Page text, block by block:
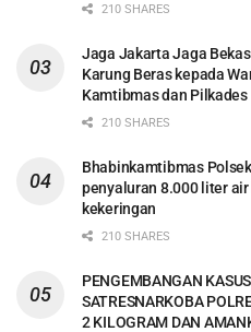
210 SHARES
Jaga Jakarta Jaga
Karung Beras kepada
Kamtibmas dan Pilkades
210 SHARES
Bhabinkamtibmas
penyaluran 8.000 liter
kekeringan
210 SHARES
PENGEMBANGAN
SATRESNARKOBA
2 KILOGRAM DAN